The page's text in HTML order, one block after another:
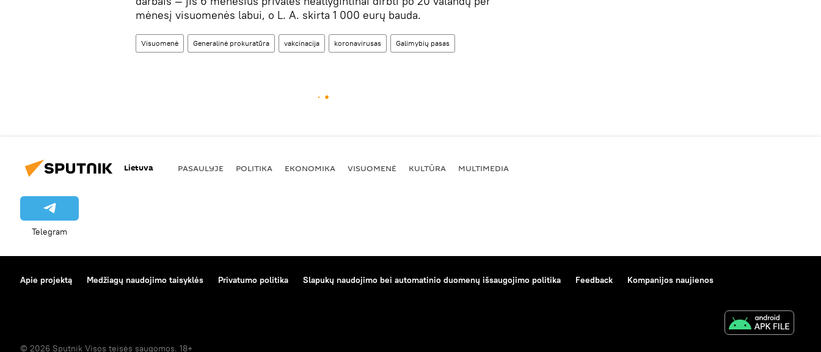
mėnesį visuomenės labui, o L. A. skirta 1 000 eurų bauda.
Visuomenė Generalinė prokuratūra vakcinacija koronavirusas Galimybių pasas
Lietuva PASAULYJE POLITIKA EKONOMIKA VISUOMENĖ KULTŪRA MULTIMEDIA
Telegram
Apie projektą Medžiagų naudojimo taisyklės Privatumo politika Slapukų naudojimo bei automatinio duomenų išsaugojimo politika Feedback Kompanijos naujienos
© 2026 Sputnik Visos teisės saugomos. 18+